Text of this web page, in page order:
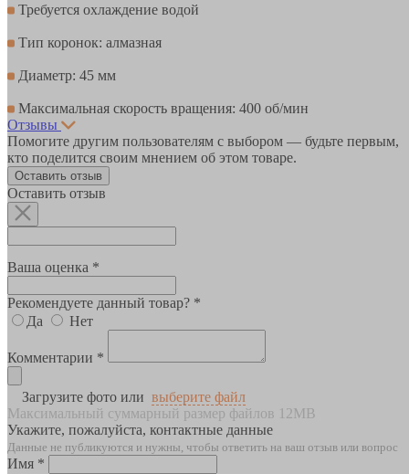
Требуется охлаждение водой
Тип коронок: алмазная
Диаметр: 45 мм
Максимальная скорость вращения: 400 об/мин
Отзывы
Помогите другим пользователям с выбором — будьте первым,
кто поделится своим мнением об этом товаре.
Оставить отзыв
Оставить отзыв
Ваша оценка *
Рекомендуете данный товар? *
Да
Нет
Комментарии *
Загрузите фото или выберите файл
Максимальный суммарный размер файлов 12MB
Укажите, пожалуйста, контактные данные
Данные не публикуются и нужны, чтобы ответить на ваш отзыв или вопрос
Имя *